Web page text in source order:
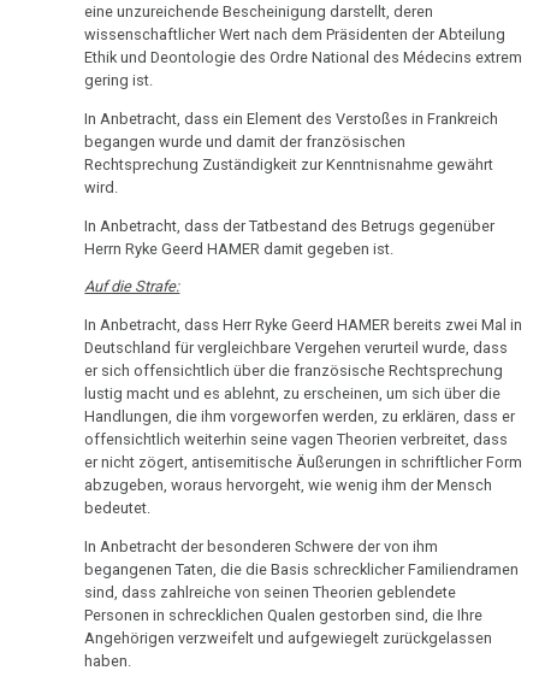
eine unzureichende Bescheinigung darstellt, deren
wissenschaftlicher Wert nach dem Präsidenten der Abteilung
Ethik und Deontologie des Ordre National des Médecins extrem
gering ist.
In Anbetracht, dass ein Element des Verstoßes in Frankreich
begangen wurde und damit der französischen
Rechtsprechung Zuständigkeit zur Kenntnisnahme gewährt
wird.
In Anbetracht, dass der Tatbestand des Betrugs gegenüber
Herrn Ryke Geerd HAMER damit gegeben ist.
Auf die Strafe:
In Anbetracht, dass Herr Ryke Geerd HAMER bereits zwei Mal in
Deutschland für vergleichbare Vergehen verurteil wurde, dass
er sich offensichtlich über die französische Rechtsprechung
lustig macht und es ablehnt, zu erscheinen, um sich über die
Handlungen, die ihm vorgeworfen werden, zu erklären, dass er
offensichtlich weiterhin seine vagen Theorien verbreitet, dass
er nicht zögert, antisemitische Äußerungen in schriftlicher Form
abzugeben, woraus hervorgeht, wie wenig ihm der Mensch
bedeutet.
In Anbetracht der besonderen Schwere der von ihm
begangenen Taten, die die Basis schrecklicher Familiendramen
sind, dass zahlreiche von seinen Theorien geblendete
Personen in schrecklichen Qualen gestorben sind, die Ihre
Angehörigen verzweifelt und aufgewiegelt zurückgelassen
haben.